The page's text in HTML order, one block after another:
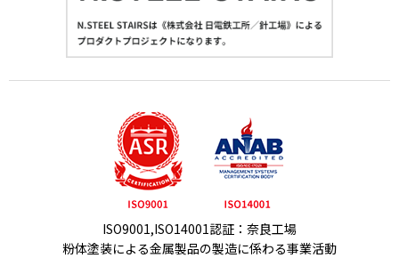
ISO9001,ISO14001認証：奈良工場
粉体塗装による金属製品の製造に係わる事業活動